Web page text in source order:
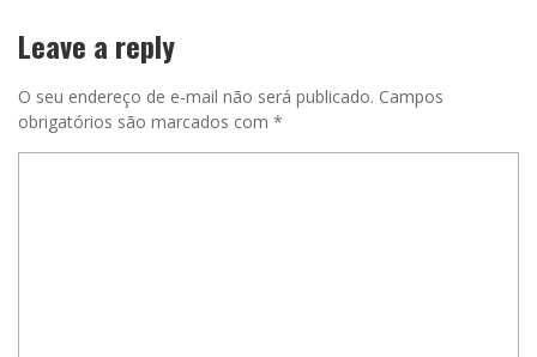
Leave a reply
O seu endereço de e-mail não será publicado. Campos
obrigatórios são marcados com *